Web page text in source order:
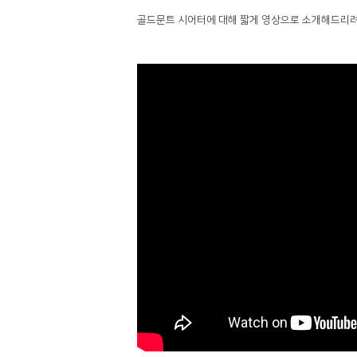
골드문트 시어터에 대해 짧게 영상으로 소개해드리